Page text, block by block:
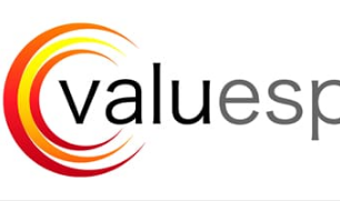
Ediciones pasadas